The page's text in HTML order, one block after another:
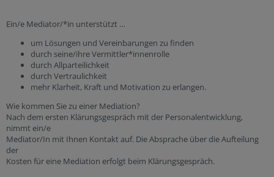
Ein/e Mediator/*in unterstützt …
um Lösungen und Vereinbarungen zu finden
durch seine/ihre Vermittler*innenrolle
durch Allparteilichkeit
durch Vertraulichkeit
mehr Klarheit, Kraft und Motivation zu erlangen.
Wie kommen Sie zu einer Mediation?
Nach dem ersten Klärungsgespräch mit der Personalentwicklung,
nimmt ein/e
Mediator/In mit Ihnen Kontakt auf. Die Absprache über die Aufteilung
der
Kosten für eine Mediation erfolgt beim Klärungsgespräch.